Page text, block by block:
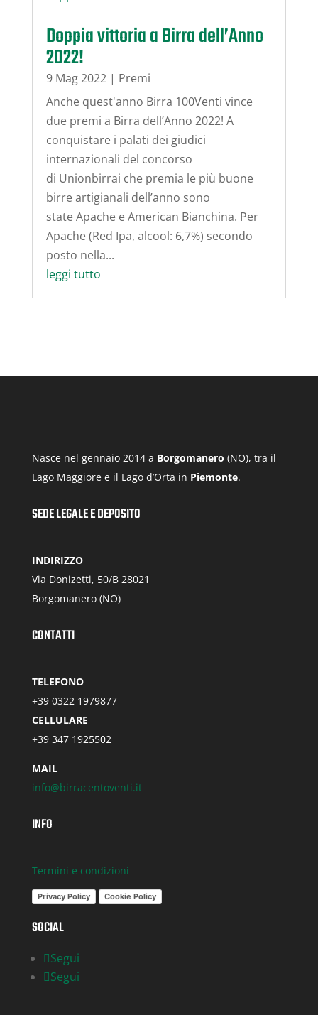
Doppia vittoria a Birra dell’Anno
2022!
9 Mag 2022| Premi
Anche quest'anno Birra 100Venti vince
due premi a Birra dell’Anno 2022! A
conquistare i palati dei giudici
internazionali del concorso
di Unionbirrai che premia le più buone
birre artigianali dell’anno sono
state Apache e American Bianchina. Per
Apache (Red Ipa, alcool: 6,7%) secondo
posto nella...
leggi tutto
Nasce nel gennaio 2014 a Borgomanero (NO), tra il
Lago Maggiore e il Lago d’Orta in Piemonte.
SEDE LEGALE E DEPOSITO
INDIRIZZO
Via Donizetti, 50/B 28021
Borgomanero (NO)
CONTATTI
TELEFONO
+39 0322 1979877
CELLULARE
+39 347 1925502
MAIL
info@birracentoventi.it
INFO
Termini e condizioni
Privacy Policy Cookie Policy
SOCIAL
Segui
Segui